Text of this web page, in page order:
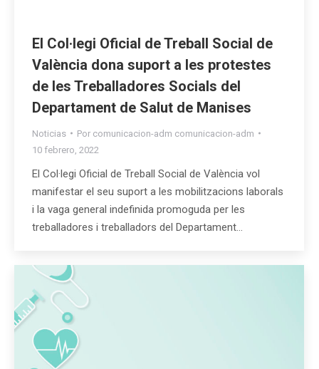
El Col·legi Oficial de Treball Social de
València dona suport a les protestes
de les Treballadores Socials del
Departament de Salut de Manises
Noticias Por comunicacion-adm comunicacion-adm
10 febrero, 2022
El Col·legi Oficial de Treball Social de València vol
manifestar el seu suport a les mobilitzacions laborals
i la vaga general indefinida promoguda per les
treballadores i treballadors del Departament…